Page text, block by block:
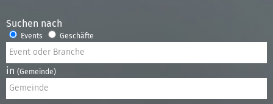
Suchen nach
Events Geschäfte
in (Gemeinde)